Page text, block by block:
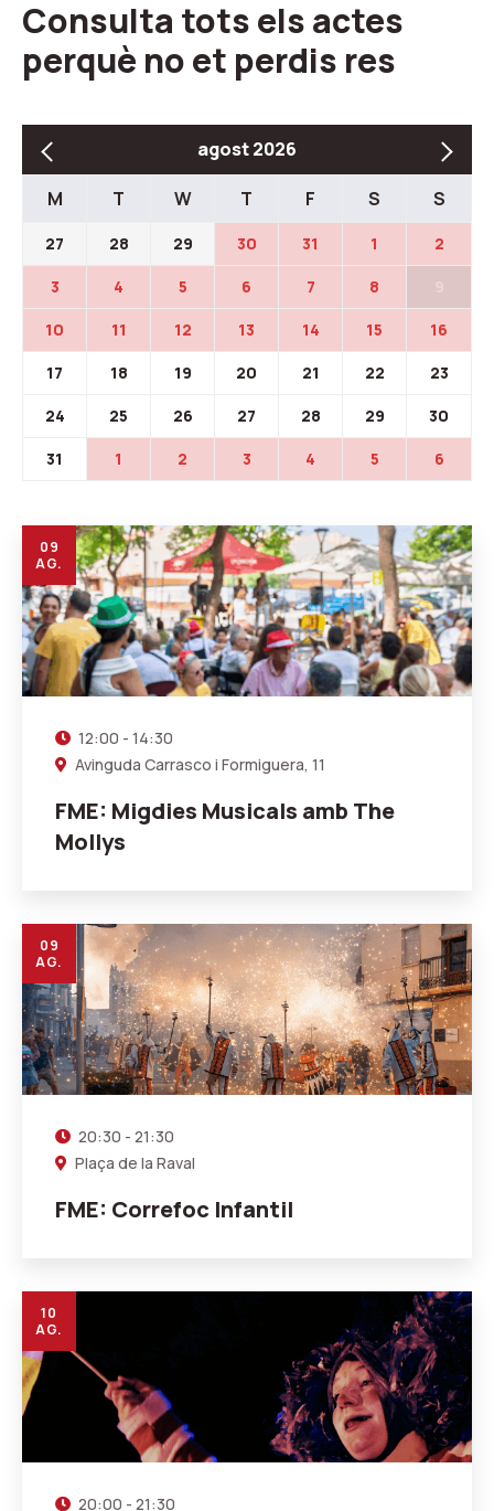
Consulta tots els actes
perquè no et perdis res
agost 2026
M T W T F S S
27 28 29 30 31 1 2
3 4 5 6 7 8
10 11 12 13 14 15 16
17 18 19 20 21 22 23
24 25 26 27 28 29 30
31 1 2 3 4 5 6
09
AG.
12:00 - 14:30
Avinguda Carrasco i Formiguera, 11
FME: Migdies Musicals amb The
Mollys
09
AG.
20:30 - 21:30
Plaça de la Raval
FME: Correfoc Infantil
10
AG.
20:00 - 21:30